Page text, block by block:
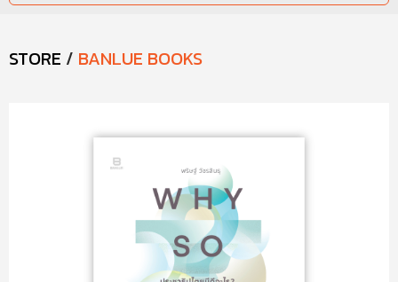
STORE / BANLUE BOOKS